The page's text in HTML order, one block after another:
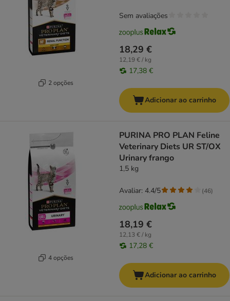
2 opções
18,29 €
12,19 € / kg
17,38 €
Sem avaliações
Adicionar ao carrinho
4 opções
PURINA PRO PLAN Feline
Veterinary Diets UR ST/OX
Urinary frango
1,5 kg
18,19 €
12,13 € / kg
17,28 €
Avaliar: 4.4/5 (46)
Adicionar ao carrinho